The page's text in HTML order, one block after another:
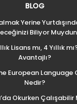
BLOG
Yerine
Biliyor
Lisans mı, 4 Yıllık
Avantajlı?
European
Nedir?
Okurken Çalışabilir